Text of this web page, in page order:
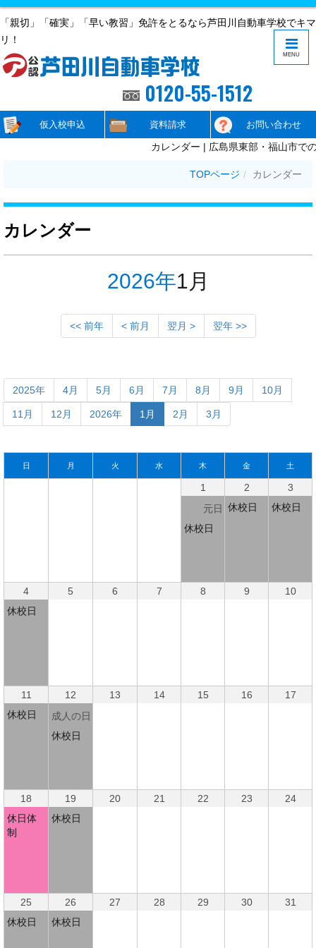
「親切」「確実」「早い教習」免許をとるなら芦田川自動車学校でキマ
リ！
0120-55-1512
仮入校申込 資料請求 お問い合わせ
カレンダー | 広島県東部・福山市で
TOPページ カレンダー
カレンダー
2026年1月
<< 前年 < 前月 翌月 > 翌年 >>
2025年 4月 5月 6月 7月 8月 9月 10月
11月 12月 2026年 1月 2月 3月
日 月 火 水 木 金 土
1
元日
休校日
2
休校日
3
休校日
4
休校日
5 6 7 8 9 10
11
休校日
12
成人の日
休校日
13 14 15 16 17
18
休日体
制
19
休校日
20 21 22 23 24
25
休校日
26
休校日
27 28 29 30 31
MENU